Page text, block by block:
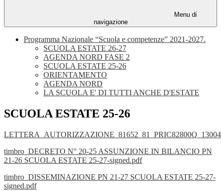
Menu di
navigazione
Programma Nazionale “Scuola e competenze” 2021-2027.
SCUOLA ESTATE 26-27
AGENDA NORD FASE 2
SCUOLA ESTATE 25-26
ORIENTAMENTO
AGENDA NORD
LA SCUOLA E' DI TUTTI ANCHE D'ESTATE
SCUOLA ESTATE 25-26
timbro_DECRETO N° 20-25 ASSUNZIONE IN BILANCIO PN
21-26 SCUOLA ESTATE 25-27-signed.pdf
timbro_DISSEMINAZIONE PN 21-27 SCUOLA ESTATE 25-27-
signed.pdf